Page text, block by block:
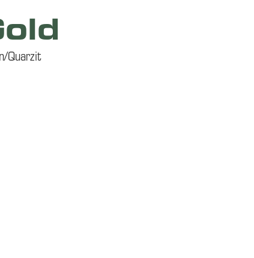
Quarzit